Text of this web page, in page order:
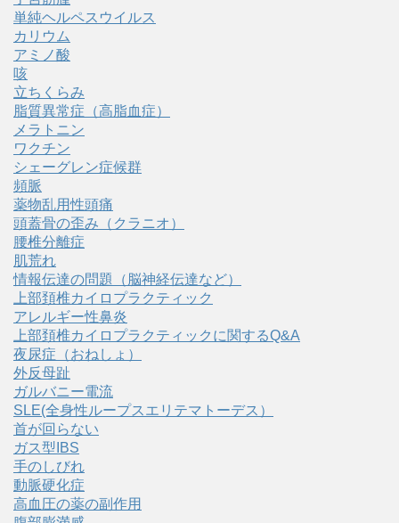
単純ヘルペスウイルス
カリウム
アミノ酸
咳
立ちくらみ
脂質異常症（高脂血症）
メラトニン
ワクチン
シェーグレン症候群
頻脈
薬物乱用性頭痛
頭蓋骨の歪み（クラニオ）
腰椎分離症
肌荒れ
情報伝達の問題（脳神経伝達など）
上部頚椎カイロプラクティック
アレルギー性鼻炎
上部頚椎カイロプラクティックに関するQ&A
夜尿症（おねしょ）
外反母趾
ガルバニー電流
SLE(全身性ループスエリテマトーデス）
首が回らない
ガス型IBS
手のしびれ
動脈硬化症
高血圧の薬の副作用